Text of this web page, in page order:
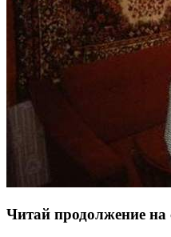
Читай продолжение